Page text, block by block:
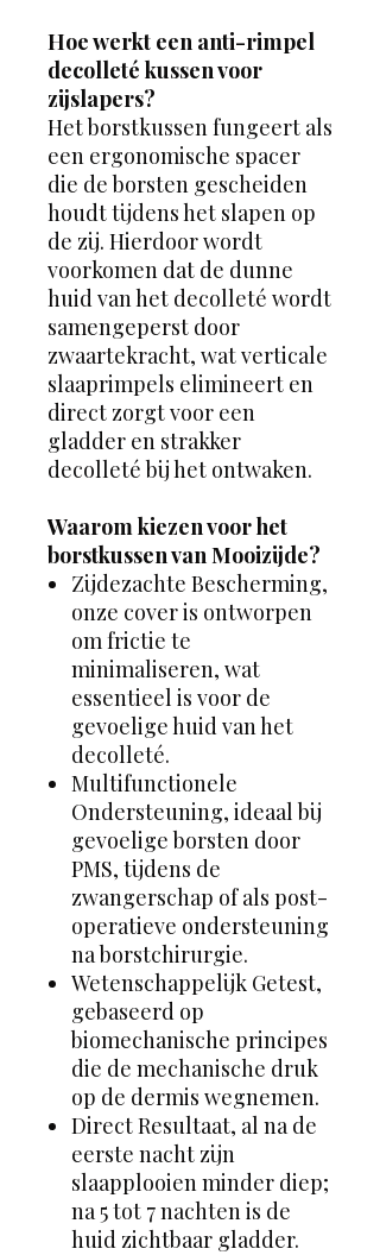
Hoe werkt een anti-rimpel
decolleté kussen voor
zijslapers?
Het borstkussen fungeert als
een ergonomische spacer
die de borsten gescheiden
houdt tijdens het slapen op
de zij. Hierdoor wordt
voorkomen dat de dunne
huid van het decolleté wordt
samengeperst door
zwaartekracht, wat verticale
slaaprimpels elimineert en
direct zorgt voor een
gladder en strakker
decolleté bij het ontwaken.
Waarom kiezen voor het
borstkussen van Mooizijde?
Zijdezachte Bescherming,
onze cover is ontworpen
om frictie te
minimaliseren, wat
essentieel is voor de
gevoelige huid van het
decolleté.
Multifunctionele
Ondersteuning, ideaal bij
gevoelige borsten door
PMS, tijdens de
zwangerschap of als post-
operatieve ondersteuning
na borstchirurgie.
Wetenschappelijk Getest,
gebaseerd op
biomechanische principes
die de mechanische druk
op de dermis wegnemen.
Direct Resultaat, al na de
eerste nacht zijn
slaapplooien minder diep;
na 5 tot 7 nachten is de
huid zichtbaar gladder.